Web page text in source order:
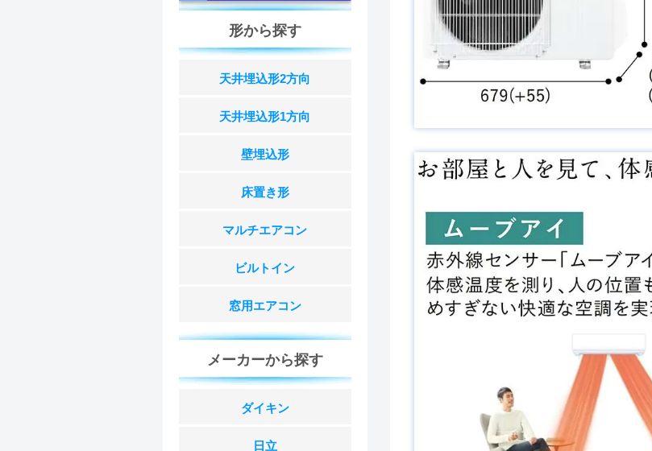
形から探す
天井埋込形2方向
天井埋込形1方向
壁埋込形
床置き形
マルチエアコン
ビルトイン
窓用エアコン
メーカーから探す
ダイキン
日立